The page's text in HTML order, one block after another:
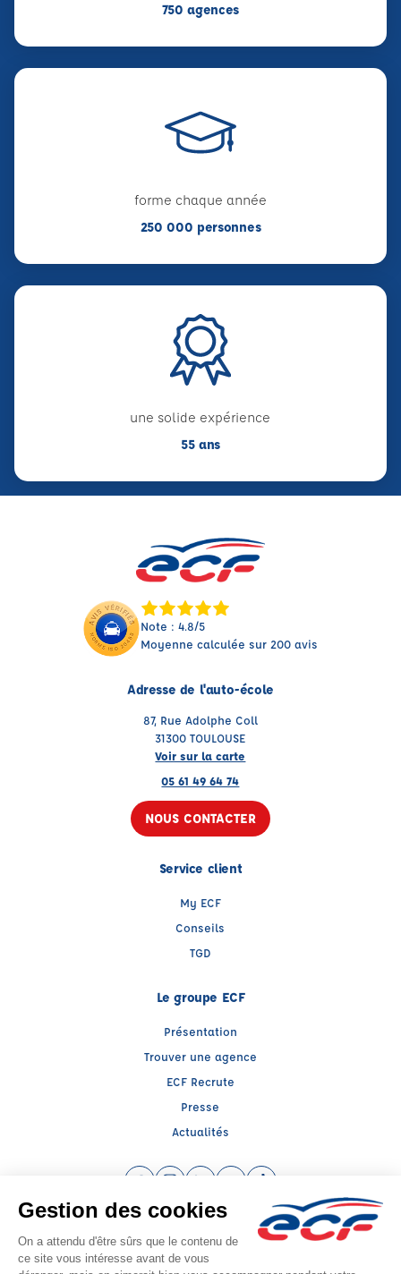
750 agences
forme chaque année
250 000 personnes
une solide expérience
55 ans
Note : 4.8/5
Moyenne calculée sur 200 avis
Adresse de l'auto-école
87, Rue Adolphe Coll
31300 TOULOUSE
Voir sur la carte
05 61 49 64 74
NOUS CONTACTER
Service client
My ECF
Conseils
TGD
Le groupe ECF
Présentation
Trouver une agence
ECF Recrute
Presse
Actualités
Instagram (nouvelle fenêtre)
LinkedIn (nouvelle fenêtre)
YouTube (nouvelle fenêtre)
TikTok (nouvelle
Raison sociale : ENT SACAREAU GERARD - Capital social: 0€
SIREN: 776848053 - Numéro de TVA intracommunautaire: FR 55 776848053
Agrément n°E0203108750